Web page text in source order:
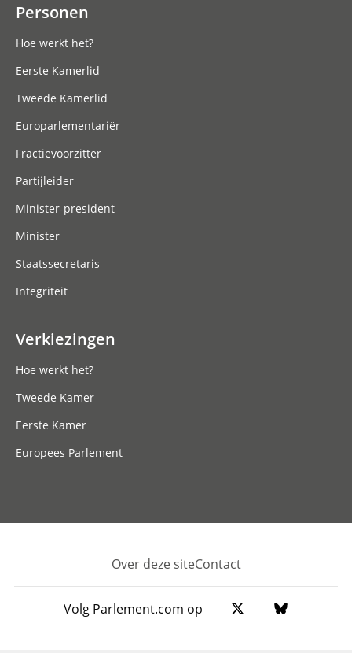
Personen
Hoe werkt het?
Eerste Kamerlid
Tweede Kamerlid
Europarlementariër
Fractievoorzitter
Partijleider
Minister-president
Minister
Staatssecretaris
Integriteit
Verkiezingen
Hoe werkt het?
Tweede Kamer
Eerste Kamer
Europees Parlement
Footer
Over deze siteContact
Volg Parlement.com op